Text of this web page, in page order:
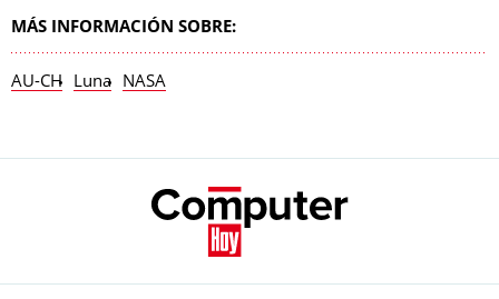
MÁS INFORMACIÓN SOBRE:
AU-CH Luna NASA